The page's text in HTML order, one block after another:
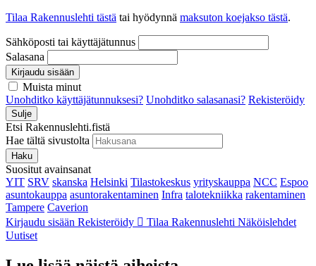
Tilaa Rakennuslehti tästä tai hyödynnä maksuton koejakso tästä.
Sähköposti tai käyttäjätunnus
Salasana
Kirjaudu sisään
Muista minut
Unohditko käyttäjätunnuksesi? Unohditko salasanasi? Rekisteröidy
Sulje
Etsi Rakennuslehti.fistä
Hae tältä sivustolta
Haku
Suositut avainsanat
YIT SRV skanska Helsinki Tilastokeskus yrityskauppa NCC Espoo
asuntokauppa asuntorakentaminen Infra talotekniikka rakentaminen
Tampere Caverion
Kirjaudu sisään Rekisteröidy Tilaa Rakennuslehti Näköislehdet
Uutiset